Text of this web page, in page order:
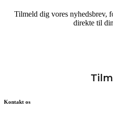
Tilmeld dig vores nyhedsbrev,
direkte til
Kontakt os